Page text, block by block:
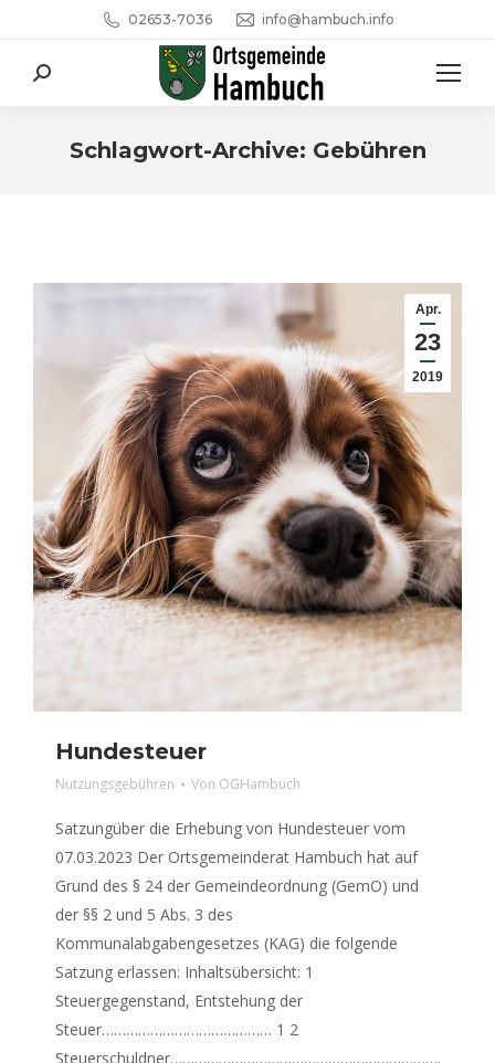
02653-7036 info@hambuch.info
Search:
Schlagwort-Archive: Gebühren
Apr.
23
2019
Hundesteuer
Nutzungsgebühren Von OGHambuch
Satzungüber die Erhebung von Hundesteuer vom
07.03.2023 Der Ortsgemeinderat Hambuch hat auf
Grund des § 24 der Gemeindeordnung (GemO) und
der §§ 2 und 5 Abs. 3 des
Kommunalabgabengesetzes (KAG) die folgende
Satzung erlassen: Inhaltsübersicht: 1
Steuergegenstand, Entstehung der
Steuer…………………………………… 1 2
Steuerschuldner…………………………………………………………………….